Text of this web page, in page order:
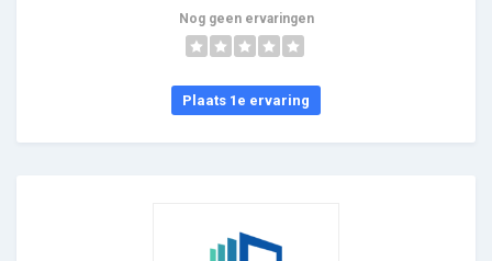
Nog geen ervaringen
Plaats 1e ervaring